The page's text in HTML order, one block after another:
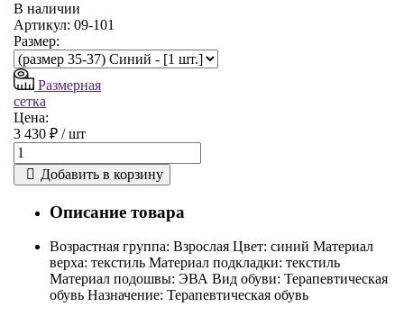
В наличии
Артикул: 09-101
Размер:
Размерная
сетка
Цена:
3 430 ₽ /шт
Добавить в корзину
Описание товара
Возрастная группа: Взрослая Цвет: синий Материал
верха: текстиль Материал подкладки: текстиль
Материал подошвы: ЭВА Вид обуви: Терапевтическая
обувь Назначение: Терапевтическая обувь